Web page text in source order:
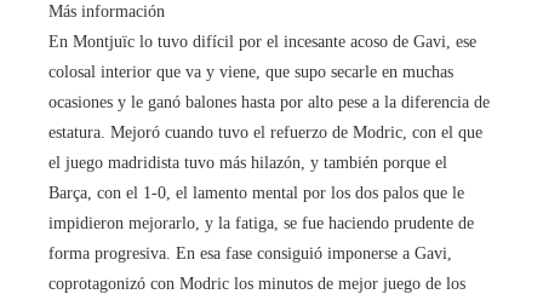
Más información
En Montjuïc lo tuvo difícil por el incesante acoso de Gavi, ese
colosal interior que va y viene, que supo secarle en muchas
ocasiones y le ganó balones hasta por alto pese a la diferencia de
estatura. Mejoró cuando tuvo el refuerzo de Modric, con el que
el juego madridista tuvo más hilazón, y también porque el
Barça, con el 1-0, el lamento mental por los dos palos que le
impidieron mejorarlo, y la fatiga, se fue haciendo prudente de
forma progresiva. En esa fase consiguió imponerse a Gavi,
coprotagonizó con Modric los minutos de mejor juego de los